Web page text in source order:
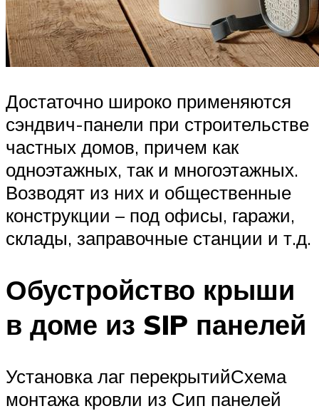
Достаточно широко применяются
сэндвич-панели при строительстве
частных домов, причем как
одноэтажных, так и многоэтажных.
Возводят из них и общественные
конструкции – под офисы, гаражи,
склады, заправочные станции и т.д.
Обустройство крыши
в доме из SIP панелей
Установка лаг перекрытийСхема
монтажа кровли из Сип панелей